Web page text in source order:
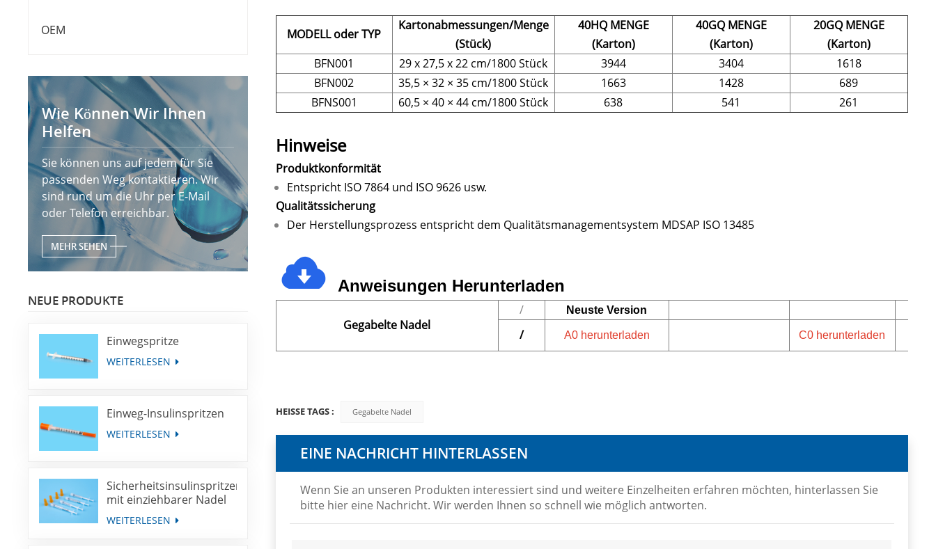
OEM
Wie Können Wir Ihnen
Helfen
Sie können uns auf jedem für Sie
passenden Weg kontaktieren. Wir
sind rund um die Uhr per E-Mail
oder Telefon erreichbar.
MEHR SEHEN
NEUE PRODUKTE
Einwegspritze
WEITERLESEN
Einweg-Insulinspritzen
WEITERLESEN
Sicherheitsinsulinspritzen
mit einziehbarer Nadel
WEITERLESEN
MODELL oder TYP
Kartonabmessungen/Menge
(Stück)
40HQ MENGE
(Karton)
40GQ MENGE
(Karton)
20GQ MENGE
(Karton)
BFN001
29 x 27,5 x 22 cm/1800 Stück 3944 3404
1618
BFN002
35,5 × 32 × 35 cm/1800 Stück 1663 1428
689
BFNS001
60,5 × 40 × 44 cm/1800 Stück 638 541 261
Hinweise
Produktkonformität
Entspricht ISO 7864 und ISO 9626 usw.
Qualitätssicherung
Der Herstellungsprozess entspricht dem Qualitätsmanagementsystem MDSAP ISO 13485
Anweisungen Herunterladen
Gegabelte Nadel
/ Neuste Version
/ A0 herunterladen C0 herunterladen
HEISSE TAGS : Gegabelte Nadel
EINE NACHRICHT HINTERLASSEN
Wenn Sie an unseren Produkten interessiert sind und weitere Einzelheiten erfahren möchten, hinterlassen Sie
bitte hier eine Nachricht. Wir werden Ihnen so schnell wie möglich antworten.